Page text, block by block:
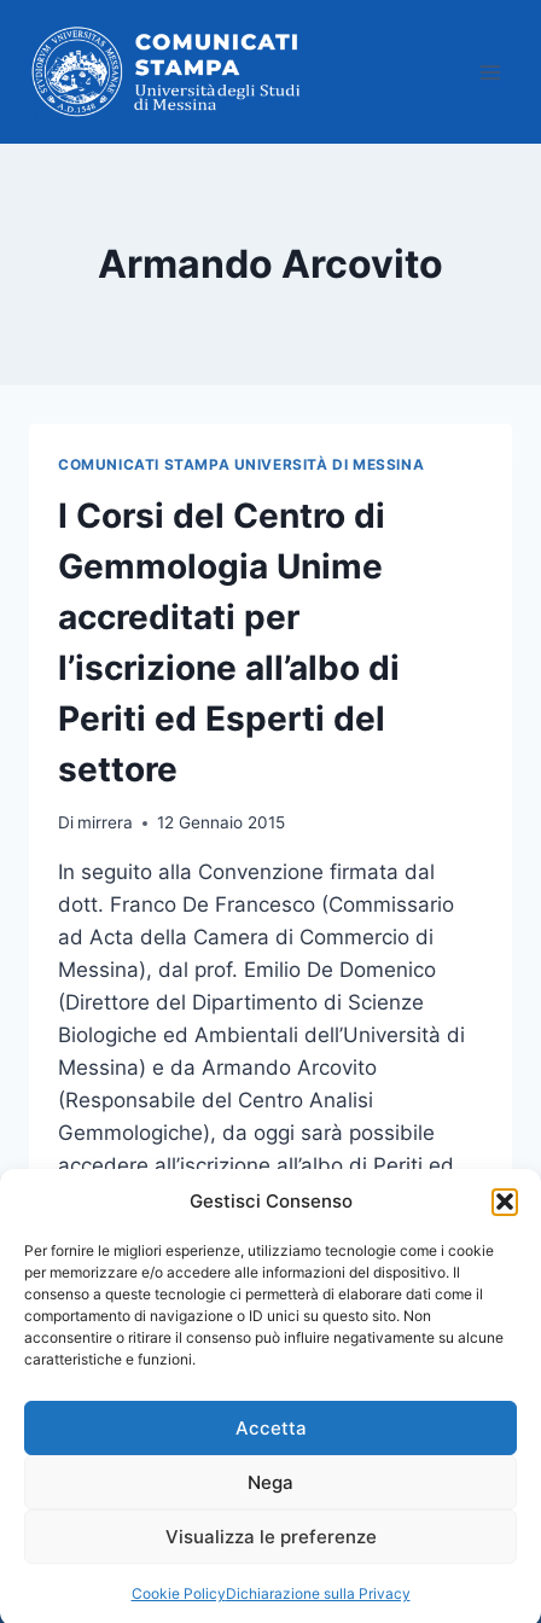
Gestisci Consenso
Per fornire le migliori esperienze, utilizziamo tecnologie come i cookie
per memorizzare e/o accedere alle informazioni del dispositivo. Il
consenso a queste tecnologie ci permetterà di elaborare dati come il
comportamento di navigazione o ID unici su questo sito. Non
acconsentire o ritirare il consenso può influire negativamente su alcune
caratteristiche e funzioni.
Accetta
Nega
Visualizza le preferenze
Cookie PolicyDichiarazione sulla Privacy
contenuto
Armando Arcovito
COMUNICATI STAMPA UNIVERSITÀ DI MESSINA
I Corsi del Centro di
Gemmologia Unime
accreditati per
l’iscrizione all’albo di
Periti ed Esperti del
settore
Di mirrera 12 Gennaio 2015
In seguito alla Convenzione firmata dal
dott. Franco De Francesco (Commissario
ad Acta della Camera di Commercio di
Messina), dal prof. Emilio De Domenico
(Direttore del Dipartimento di Scienze
Biologiche ed Ambientali dell’Università di
Messina) e da Armando Arcovito
(Responsabile del Centro Analisi
Gemmologiche), da oggi sarà possibile
accedere all’iscrizione all’albo di Periti ed
LEGGI DI PIÙI
CORSI
DEL
CENTRO
DI
UNIME
ACCREDITATI
L’ISCRIZIONE
DI
PERITI
ESPERTI
© 2026 Comunicati Stampa | Powered by